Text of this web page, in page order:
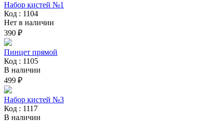
Набор кистей №1
Код : 1104
Нет в наличии
390 ₽
Пинцет прямой
Код : 1105
В наличии
499 ₽
Набор кистей №3
Код : 1117
В наличии